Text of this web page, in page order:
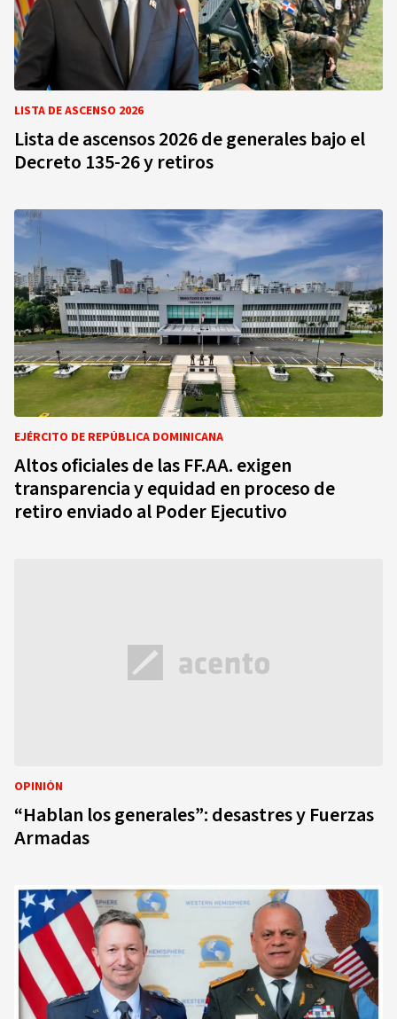
LISTA DE ASCENSO 2026
Lista de ascensos 2026 de generales bajo el
Decreto 135-26 y retiros
EJÉRCITO DE REPÚBLICA DOMINICANA
Altos oficiales de las FF.AA. exigen
transparencia y equidad en proceso de
retiro enviado al Poder Ejecutivo
OPINIÓN
“Hablan los generales”: desastres y Fuerzas
Armadas